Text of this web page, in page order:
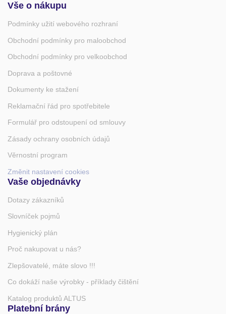
Vše o nákupu
Podmínky užití webového rozhraní
Obchodní podmínky pro maloobchod
Obchodní podmínky pro velkoobchod
Doprava a poštovné
Dokumenty ke stažení
Reklamační řád pro spotřebitele
Formulář pro odstoupení od smlouvy
Zásady ochrany osobních údajů
Věrnostní program
Změnit nastavení cookies
Vaše objednávky
Dotazy zákazníků
Slovníček pojmů
Hygienický plán
Proč nakupovat u nás?
Zlepšovatelé, máte slovo !!!
Co dokáží naše výrobky - příklady čištění
Katalog produktů ALTUS
Platební brány